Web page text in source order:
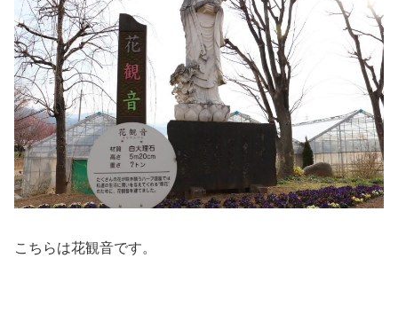
こちらは花観音です。